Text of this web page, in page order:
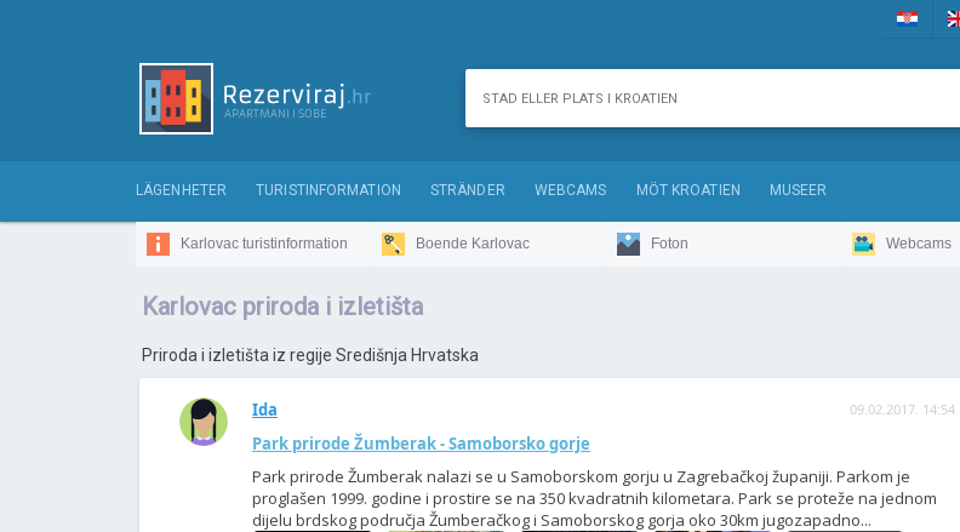
LÄGENHETER TURISTINFORMATION STRÄNDER WEBCAMS MÖT KROATIEN MUSEER
Karlovac turistinformation Boende Karlovac Foton Webcams
Karlovac priroda i izletišta
Priroda i izletišta iz regije Središnja Hrvatska
Ida 09.02.2017. 14:54
Park prirode Žumberak - Samoborsko gorje
Park prirode Žumberak nalazi se u Samoborskom gorju u Zagrebačkoj županiji. Parkom je
proglašen 1999. godine i prostire se na 350 kvadratnih kilometara. Park se proteže na jednom
dijelu brdskog područja Žumberačkog i Samoborskog gorja oko 30km jugozapadno...